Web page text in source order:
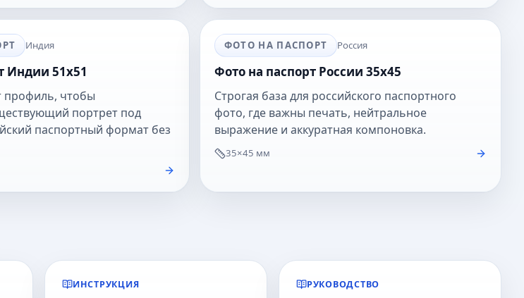
Индия
Индии 51x51
профиль, чтобы
портрет под
паспортный формат без
ФОТО НА ПАСПОРТ Россия
Фото на паспорт России 35x45
Строгая база для российского паспортного
фото, где важны печать, нейтральное
выражение и аккуратная компоновка.
35×45 мм
ИНСТРУКЦИЯ РУКОВОДСТВО